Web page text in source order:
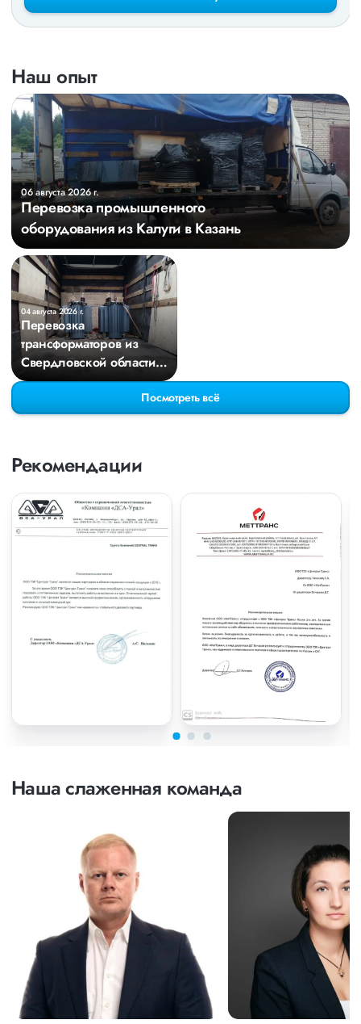
Наш опыт
06 августа 2026 г.
Перевозка промышленного
оборудования из Калуги в Казань
04 августа 2026 г.
Перевозка
трансформаторов из
Свердловской области в
Киров
Посмотреть всё
Рекомендации
Наша слаженная команда